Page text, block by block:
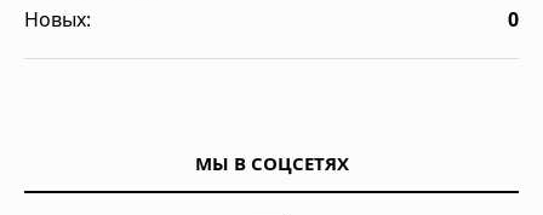
Новых:
0
МЫ В СОЦСЕТЯХ